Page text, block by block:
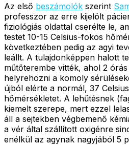
Az első beszámolók szerint
professzor az erre kijelölt
fiziológiás oldattal cserélte le,
testet 10-15 Celsius-fokos
következtében pedig az agyi
leállt. A tulajdonképpen halott
műtőterembe vitték, ahol 2
helyrehozni a komoly
újból elérte a normál, 37
hőmérsékletet. A lehűtésnek
kiemelt szerepe, mert ezzel
áll a sejtekben végbemenő
a vér által szállított oxigénre
enélkül az agynak nagyjából 5